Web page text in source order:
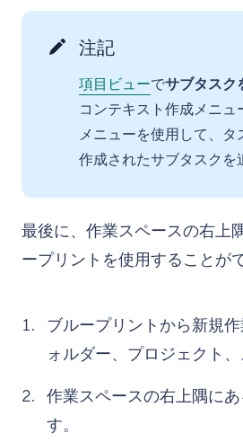
注記
項目ビューでサブタスク
コンテキスト作成メニ
メニューを使用して、
作成されたサブタスクを
最後に、作業スペースの右上
ープリントを使用することが
ブループリントから新規
ォルダー、プロジェクト
作業スペースの右上隅にあ
す。